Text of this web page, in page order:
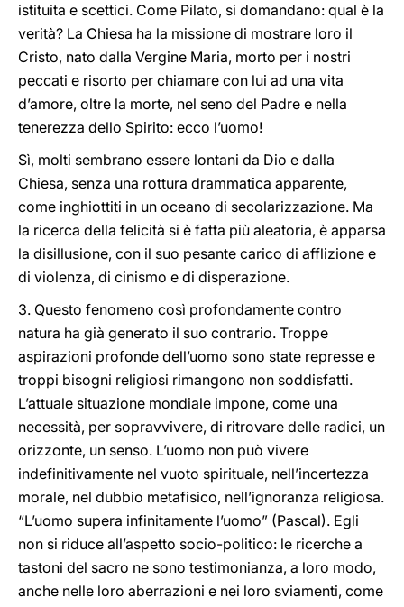
istituita e scettici. Come Pilato, si domandano: qual è la
verità? La Chiesa ha la missione di mostrare loro il
Cristo, nato dalla Vergine Maria, morto per i nostri
peccati e risorto per chiamare con lui ad una vita
d’amore, oltre la morte, nel seno del Padre e nella
tenerezza dello Spirito: ecco l’uomo!
Sì, molti sembrano essere lontani da Dio e dalla
Chiesa, senza una rottura drammatica apparente,
come inghiottiti in un oceano di secolarizzazione. Ma
la ricerca della felicità si è fatta più aleatoria, è apparsa
la disillusione, con il suo pesante carico di afflizione e
di violenza, di cinismo e di disperazione.
3. Questo fenomeno così profondamente contro
natura ha già generato il suo contrario. Troppe
aspirazioni profonde dell’uomo sono state represse e
troppi bisogni religiosi rimangono non soddisfatti.
L’attuale situazione mondiale impone, come una
necessità, per sopravvivere, di ritrovare delle radici, un
orizzonte, un senso. L’uomo non può vivere
indefinitivamente nel vuoto spirituale, nell’incertezza
morale, nel dubbio metafisico, nell’ignoranza religiosa.
“L’uomo supera infinitamente l’uomo” (Pascal). Egli
non si riduce all’aspetto socio-politico: le ricerche a
tastoni del sacro ne sono testimonianza, a loro modo,
anche nelle loro aberrazioni e nei loro sviamenti, come